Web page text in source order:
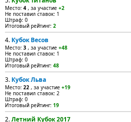
Место: 4 , за участие +2
Не поставил ставок: 1
Штраф: 0
Итоговый рейтинг: 2
4. Кубок Весов
Место: 3 , за участие +48
Не поставил ставок: 1
Штраф: 0
Итоговый рейтинг: 48
3. Кубок Льва
Место: 22 , за участие +19
Не поставил ставок: 2
Штраф: 0
Итоговый рейтинг: 19
2.Летний Кубок 2017